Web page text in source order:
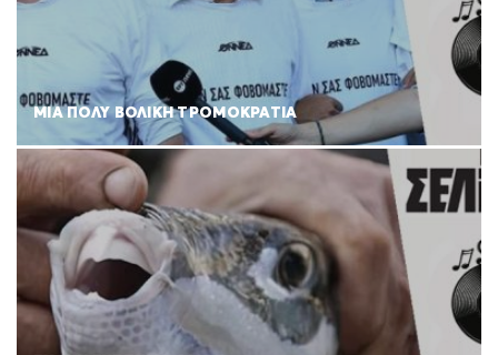
ΜΙΑ ΠΟΛΥ ΒΟΛΙΚΗ ΤΡΟΜΟΚΡΑΤΙΑ